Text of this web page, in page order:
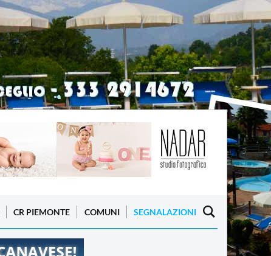
CR PIEMONTE COMUNI SEGNALAZIONI